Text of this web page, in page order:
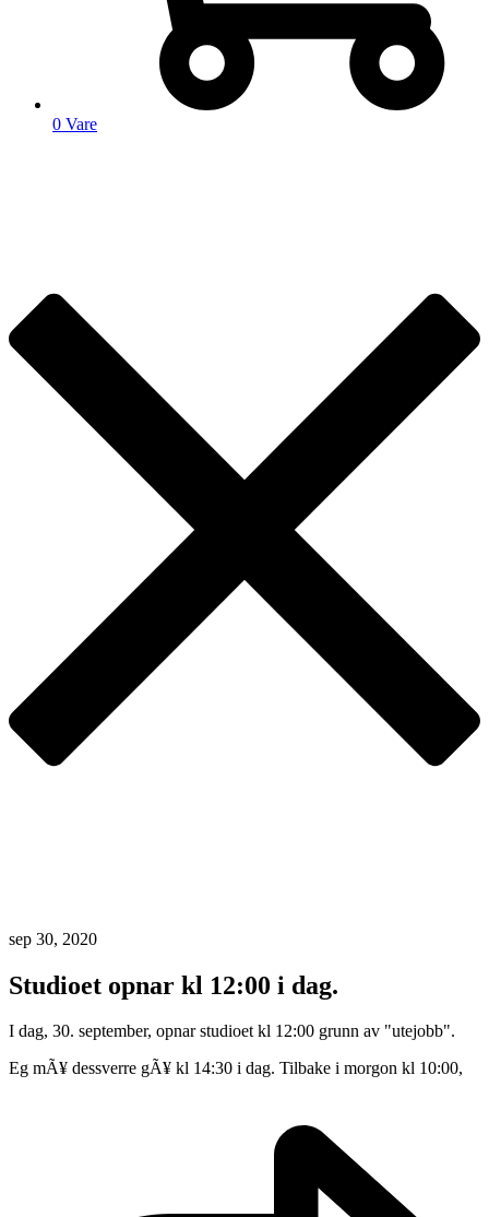
0 Vare
sep 30, 2020
Studioet opnar kl 12:00 i dag.
I dag, 30. september, opnar studioet kl 12:00 grunn av "utejobb".
Eg mÃ¥ dessverre gÃ¥ kl 14:30 i dag. Tilbake i morgon kl 10:00,